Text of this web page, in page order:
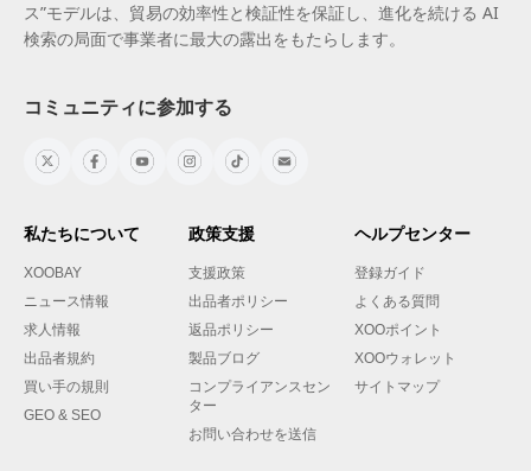
ス”モデルは、貿易の効率性と検証性を保証し、進化を続ける AI
検索の局面で事業者に最大の露出をもたらします。
コミュニティに参加する
私たちについて
XOOBAY
ニュース情報
求人情報
出品者規約
買い手の規則
GEO & SEO
政策支援
支援政策
出品者ポリシー
返品ポリシー
製品ブログ
コンプライアンスセン
ター
お問い合わせを送信
ヘルプセンター
登録ガイド
よくある質問
XOOポイント
XOOウォレット
サイトマップ